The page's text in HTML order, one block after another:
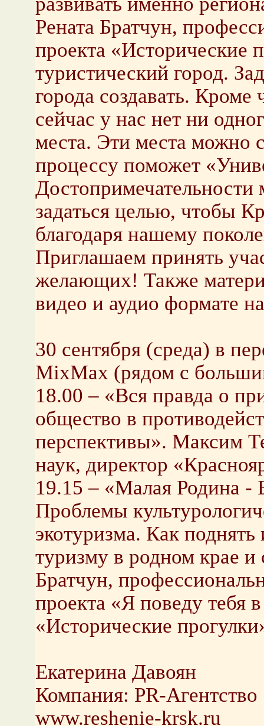
Рената Братчун,
проекта «Исторические
туристический город.
города создавать.
сейчас у нас нет ни
места. Эти места можно
процессу поможет
задаться целью, чтобы
благодаря нашему
Приглашаем принять
желающих! Также
видео и аудио формате
30 сентября (среда) в
MixMax (рядом с
18.00 – «Вся правда о
общество в
перспективы». Максим
наук, директор
19.15 – «Малая Родина -
Проблемы
экотуризма. Как поднять
туризму в родном крае и
Братчун,
проекта «Я поведу тебя
«Исторические
Екатерина Давоян
Компания: PR-
www.reshenie-krsk.ru